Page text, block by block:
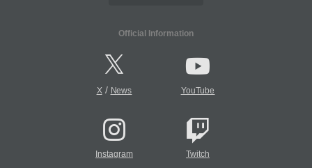
Official Information
X/ News YouTube
Instagram Twitch